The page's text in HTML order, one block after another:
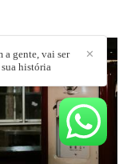
✕
a gente, vai ser
história